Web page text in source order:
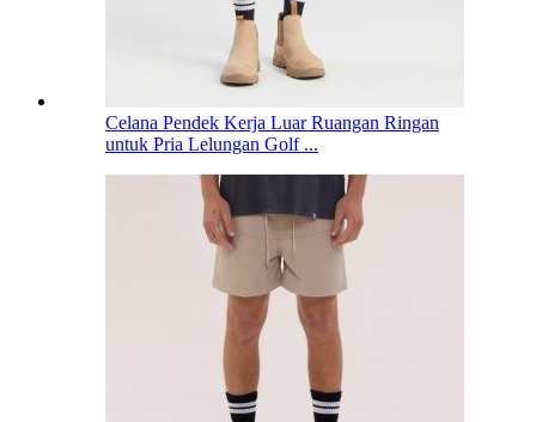
Celana Pendek Kerja Luar Ruangan Ringan
untuk Pria Lelungan Golf ...